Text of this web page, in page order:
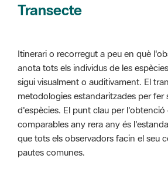
Transecte
Itinerari o recorregut a peu en què
anota tots els individus de les
sigui visualment o auditivament. El
metodologies estandaritzades per fer
d'espècies. El punt clau per l'obtenció
comparables any rera any és
que tots els observadors facin el seu
pautes comunes.